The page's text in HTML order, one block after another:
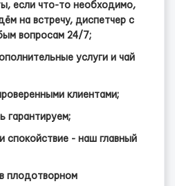
если что-то необходимо,
на встречу, диспетчер с
вопросам 24/7;
услуги и чай
клиентами;
гарантируем;
спокойствие - наш главный
плодотворном